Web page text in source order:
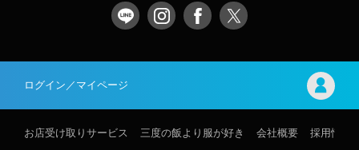
ログイン／マイページ
お店受け取りサービス 三度の飯より服が好き 会社概要 採用情報